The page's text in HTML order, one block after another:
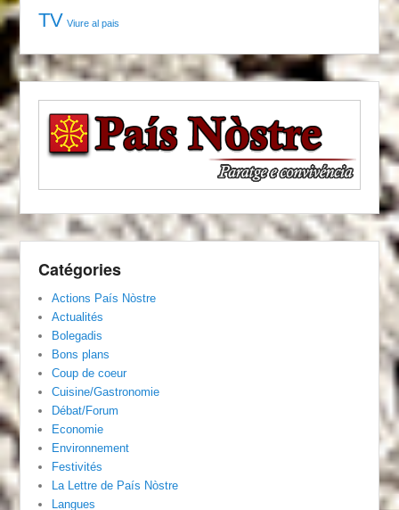
TV Viure al pais
Catégories
Actions País Nòstre
Actualités
Bolegadis
Bons plans
Coup de coeur
Cuisine/Gastronomie
Débat/Forum
Economie
Environnement
Festivités
La Lettre de País Nòstre
Langues